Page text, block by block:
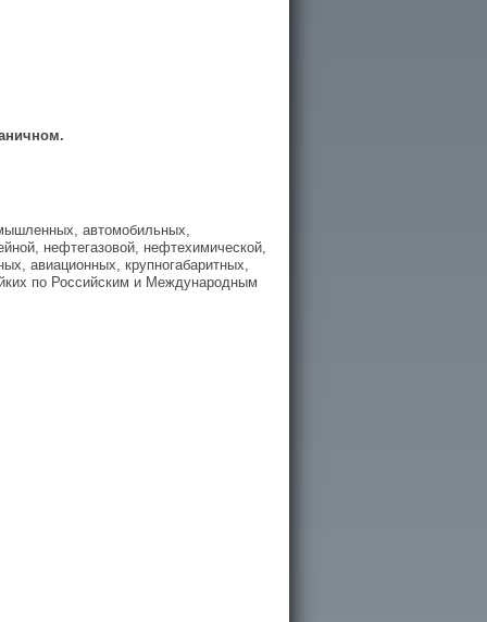
автомобильных,
нефтегазовой, нефтехимической,
авиационных, крупногабаритных,
по Российским и Международным